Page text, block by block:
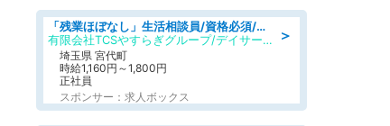
＞
「残業ほぼなし」生活相談員/資格必須/正職員/日勤のみ/デイサービス
有限会社TCSやすらぎグループ/デイサービスやすらぎ
埼玉県 宮代町
時給1,160円～1,800円
正社員
スポンサー：求人ボックス